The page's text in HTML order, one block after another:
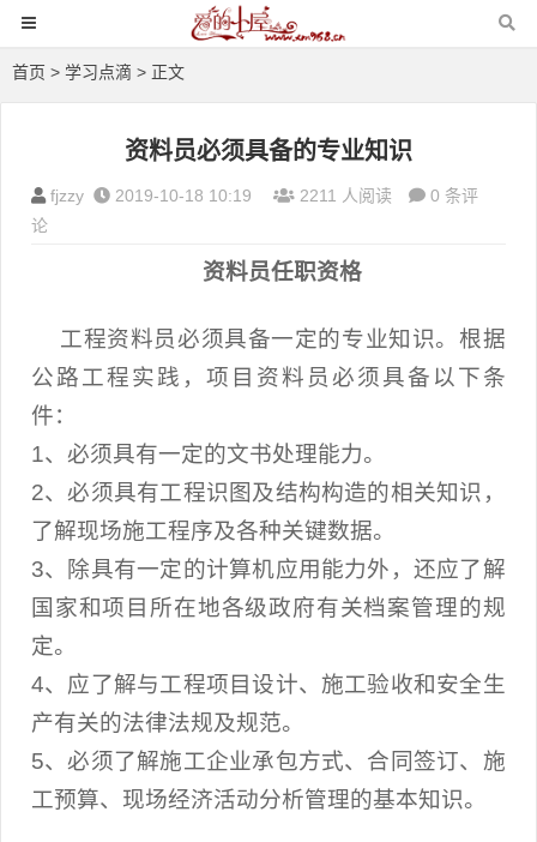
首页 > 学习点滴 > 正文
资料员必须具备的专业知识
fjzzy 2019-10-18 10:19 2211 人阅读
0 条评
论
资料员任职资格
工程资料员必须具备一定的专业知识。根据
公路工程实践，项目资料员必须具备以下条
件：
1、必须具有一定的文书处理能力。
2、必须具有工程识图及结构构造的相关知识，
了解现场施工程序及各种关键数据。
3、除具有一定的计算机应用能力外，还应了解
国家和项目所在地各级政府有关档案管理的规
定。
4、应了解与工程项目设计、施工验收和安全生
产有关的法律法规及规范。
5、必须了解施工企业承包方式、合同签订、施
工预算、现场经济活动分析管理的基本知识。